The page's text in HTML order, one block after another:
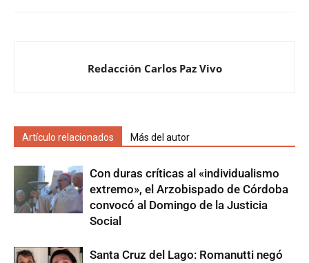
Redacción Carlos Paz Vivo
Artículo relacionados Más del autor
Con duras críticas al «individualismo
extremo», el Arzobispado de Córdoba
convocó al Domingo de la Justicia
Social
Santa Cruz del Lago: Romanutti negó